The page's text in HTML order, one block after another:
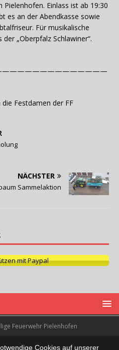
Einlass ist ab 19:30
es an der Abendkasse sowie
Für musikalische
„Oberpfalz Schlawiner“.
Festdamen der FF
NÄCHSTER
Sammelaktion
mit Paypal
Feuerwehr Pielenhofen
Cookies auf unserer